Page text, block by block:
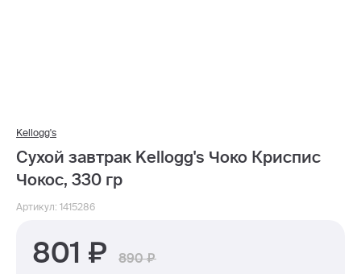
Kellogg's
Сухой завтрак Kellogg's Чоко Криспис
Чокос, 330 гр
Артикул: 1415286
801 890